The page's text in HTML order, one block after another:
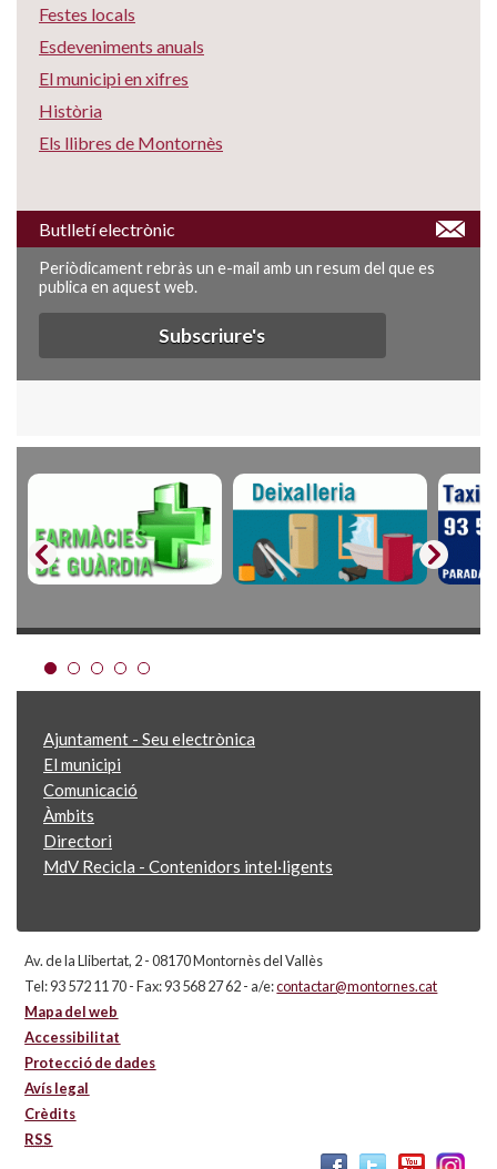
Festes locals
Esdeveniments anuals
El municipi en xifres
Història
Els llibres de Montornès
Butlletí electrònic
Periòdicament rebràs un e-mail amb un resum del que es
publica en aquest web.
Subscriure's
Ajuntament - Seu electrònica
El municipi
Comunicació
Àmbits
Directori
MdV Recicla - Contenidors intel·ligents
Av. de la Llibertat, 2 - 08170 Montornès del Vallès
Tel: 93 572 11 70 - Fax: 93 568 27 62 - a/e:contactar@montornes.cat
Mapa del web
Accessibilitat
Protecció de dades
Avís legal
Crèdits
RSS